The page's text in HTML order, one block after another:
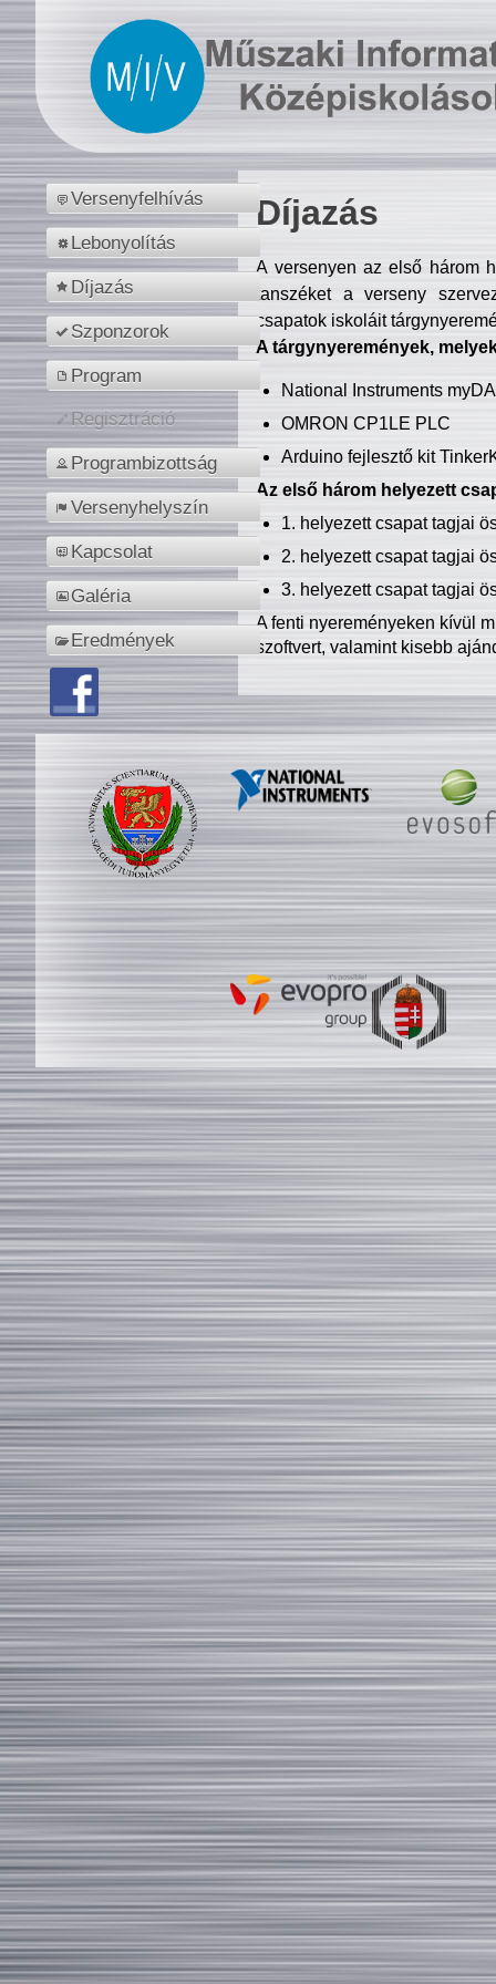
Versenyfelhívás
Lebonyolítás
Díjazás
Szponzorok
Program
Regisztráció
Programbizottság
Versenyhelyszín
Kapcsolat
Galéria
Eredmények
Díjazás
A versenyen az első három
tanszéket a verseny
csapatok iskoláit
A tárgynyeremények,
National Instruments
OMRON CP1LE PLC
Arduino fejlesztő kit
Az első három helyezett
1. helyezett csapat tagjai
2. helyezett csapat tagjai
3. helyezett csapat tagjai
A fenti nyereményeken kívül
szoftvert, valamint kisebb